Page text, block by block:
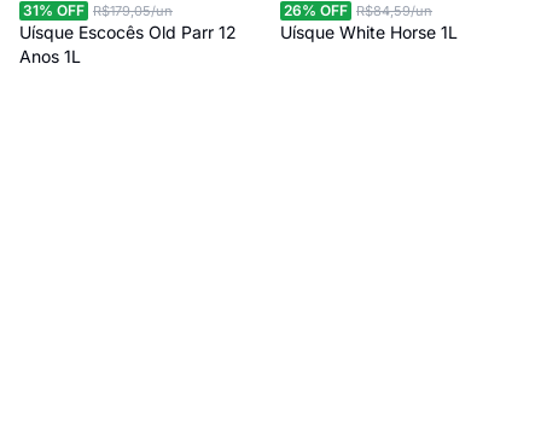
31% OFF R$179,05/un
Uísque Escocês Old Parr 12
Anos 1L
26% OFF R$84,59/un
Uísque White Horse 1L